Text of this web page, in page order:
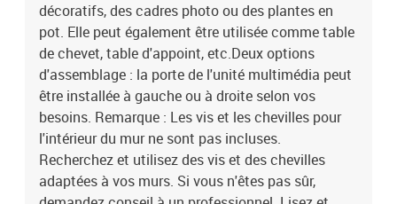
décoratifs, des cadres photo ou des plantes en
pot. Elle peut également être utilisée comme table
de chevet, table d'appoint, etc.Deux options
d'assemblage : la porte de l'unité multimédia peut
être installée à gauche ou à droite selon vos
besoins. Remarque : Les vis et les chevilles pour
l'intérieur du mur ne sont pas incluses.
Recherchez et utilisez des vis et des chevilles
adaptées à vos murs. Si vous n'êtes pas sûr,